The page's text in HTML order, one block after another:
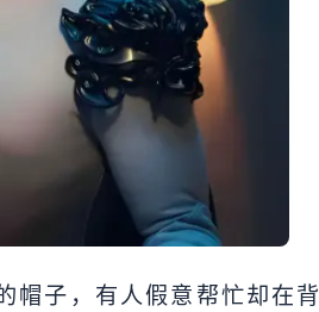
帽子，有人假意帮忙却在背